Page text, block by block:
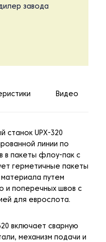
завода
Видео
станок UPX-320
линии по
в пакеты флоу-пак с
герметичные пакеты
материала путем
и поперечных швов с
для еврослота.
включает сварную
механизм подачи и